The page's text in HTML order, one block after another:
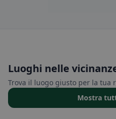
Luoghi nelle
Trova il luogo giusto per la tua
Mostra